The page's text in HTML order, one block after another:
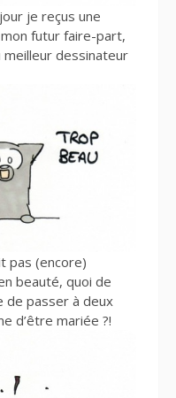
je reçus une
futur faire-part,
meilleur dessinateur
pas (encore)
beauté, quoi de
de passer à deux
d’être mariée ?!